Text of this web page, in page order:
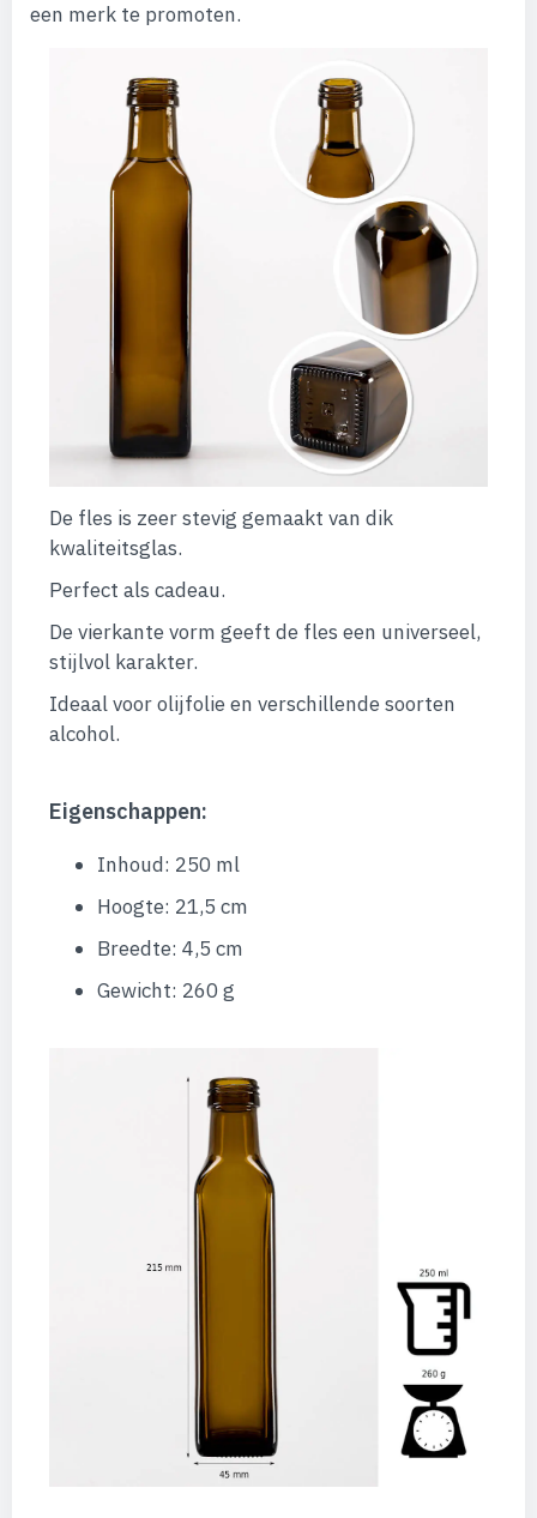
een merk te promoten.
De fles is zeer stevig gemaakt van dik
kwaliteitsglas.
Perfect als cadeau.
De vierkante vorm geeft de fles een universeel,
stijlvol karakter.
Ideaal voor olijfolie en verschillende soorten
alcohol.
Eigenschappen:
Inhoud: 250 ml
Hoogte: 21,5 cm
Breedte: 4,5 cm
Gewicht: 260 g